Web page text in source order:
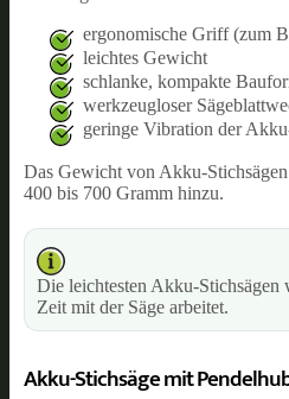
ergonomische Griff (zum
leichtes Gewicht
schlanke, kompakte
werkzeugloser
geringe Vibration der
Das Gewicht von Akku-
400 bis 700 Gramm hinzu.
Die leichtesten Akku-
Zeit mit der Säge arbeitet.
Akku-Stichsäge mit